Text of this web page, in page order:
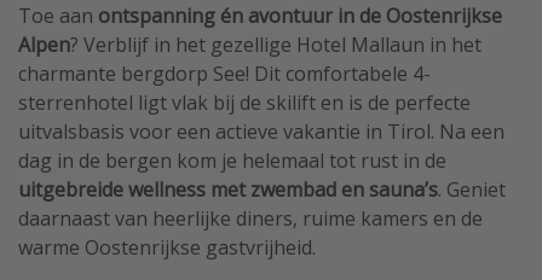
Toe aan ontspanning én avontuur in de Oostenrijkse
Alpen? Verblijf in het gezellige Hotel Mallaun in het
charmante bergdorp See! Dit comfortabele 4-
sterrenhotel ligt vlak bij de skilift en is de perfecte
uitvalsbasis voor een actieve vakantie in Tirol. Na een
dag in de bergen kom je helemaal tot rust in de
uitgebreide wellness met zwembad en sauna’s. Geniet
daarnaast van heerlijke diners, ruime kamers en de
warme Oostenrijkse gastvrijheid.